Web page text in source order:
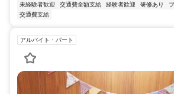
未経験者歓迎
交通費全額支給 経験者歓迎 研修あり
交通費支給
アルバイト・パート